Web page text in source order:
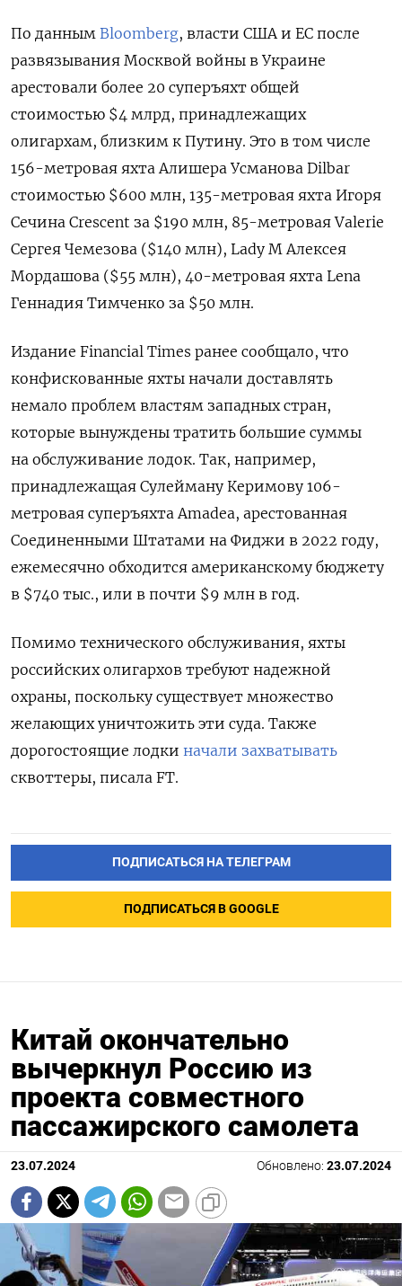
По данным Bloomberg, власти США и ЕС после
развязывания Москвой войны в Украине
арестовали более 20 суперъяхт общей
стоимостью $4 млрд, принадлежащих
олигархам, близким к Путину. Это в том числе
156-метровая яхта Алишера Усманова Dilbar
стоимостью $600 млн, 135-метровая яхта Игоря
Сечина Crescent за $190 млн, 85-метровая Valerie
Сергея Чемезова ($140 млн), Lady M Алексея
Мордашова ($55 млн), 40-метровая яхта Lena
Геннадия Тимченко за $50 млн.
Издание Financial Times ранее сообщало, что
конфискованные яхты начали доставлять
немало проблем властям западных стран,
которые вынуждены тратить большие суммы
на обслуживание лодок. Так, например,
принадлежащая Сулейману Керимову 106-
метровая суперъяхта Amadea, арестованная
Соединенными Штатами на Фиджи в 2022 году,
ежемесячно обходится американскому бюджету
в $740 тыс., или в почти $9 млн в год.
Помимо технического обслуживания, яхты
российских олигархов требуют надежной
охраны, поскольку существует множество
желающих уничтожить эти суда. Также
дорогостоящие лодки начали захватывать
сквоттеры, писала FT.
ПОДПИСАТЬСЯ НА ТЕЛЕГРАМ
ПОДПИСАТЬСЯ В GOOGLE
Китай окончательно
вычеркнул Россию из
проекта совместного
пассажирского самолета
23.07.2024 Обновлено: 23.07.2024